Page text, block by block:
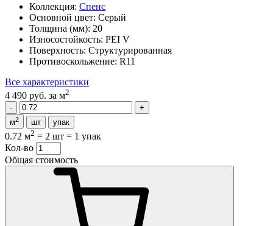
Коллекция: Спенс
Основной цвет: Серый
Толщина (мм): 20
Износостойкость: PEI V
Поверхность: Структурированная
Противоскольжение: R11
Все характеристики
4 490 руб. за м2
м2 шт упак
0.72 м2 = 2 шт = 1 упак
Кол-во
Общая стоимость